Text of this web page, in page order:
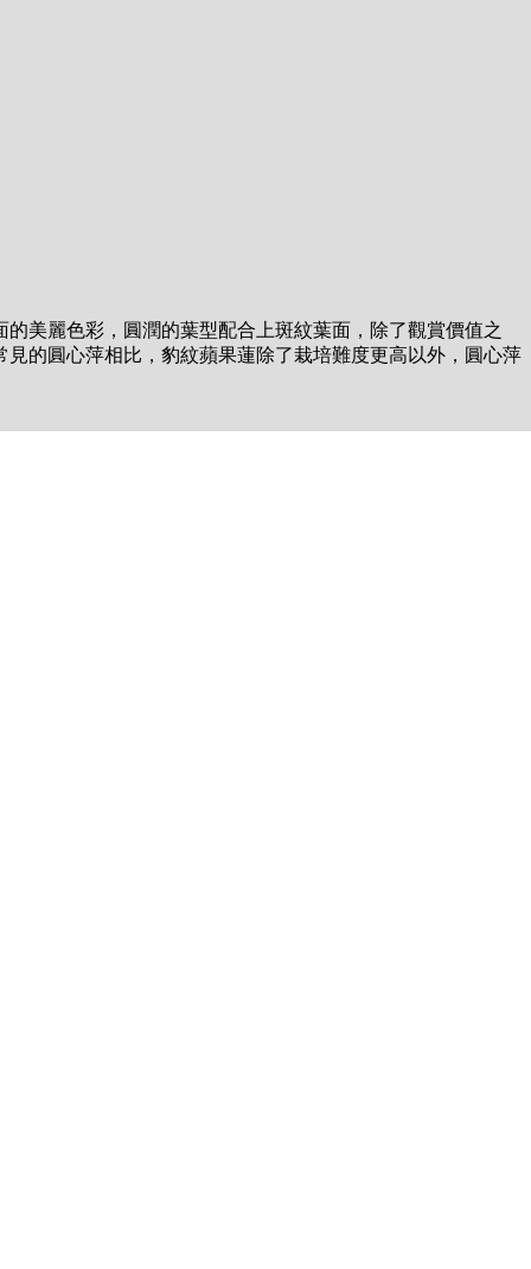
美麗色彩，圓潤的葉型配合上斑紋葉面，除了觀賞價值之
的圓心萍相比，豹紋蘋果蓮除了栽培難度更高以外，圓心萍